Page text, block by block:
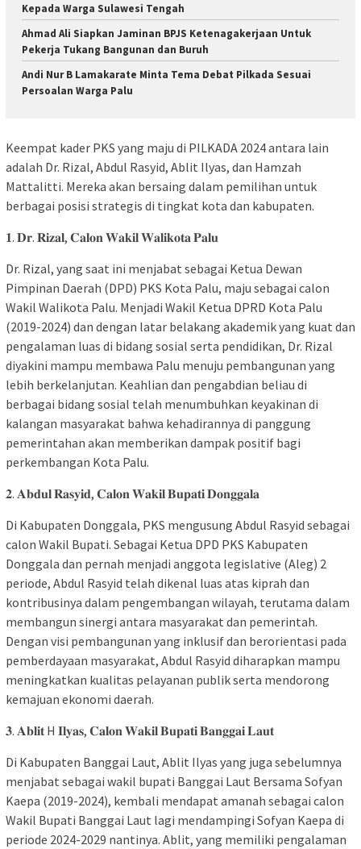
Kepada Warga Sulawesi Tengah
Ahmad Ali Siapkan Jaminan BPJS Ketenagakerjaan Untuk
Pekerja Tukang Bangunan dan Buruh
Andi Nur B Lamakarate Minta Tema Debat Pilkada Sesuai
Persoalan Warga Palu
Keempat kader PKS yang maju di PILKADA 2024 antara lain
adalah Dr. Rizal, Abdul Rasyid, Ablit Ilyas, dan Hamzah
Mattalitti. Mereka akan bersaing dalam pemilihan untuk
berbagai posisi strategis di tingkat kota dan kabupaten.
𝟏. 𝐃𝐫. 𝐑𝐢𝐳𝐚𝐥, 𝐂𝐚𝐥𝐨𝐧 𝐖𝐚𝐤𝐢𝐥 𝐖𝐚𝐥𝐢𝐤𝐨𝐭𝐚 𝐏𝐚𝐥𝐮
Dr. Rizal, yang saat ini menjabat sebagai Ketua Dewan
Pimpinan Daerah (DPD) PKS Kota Palu, maju sebagai calon
Wakil Walikota Palu. Menjadi Wakil Ketua DPRD Kota Palu
(2019-2024) dan dengan latar belakang akademik yang kuat dan
pengalaman luas di bidang sosial serta pendidikan, Dr. Rizal
diyakini mampu membawa Palu menuju pembangunan yang
lebih berkelanjutan. Keahlian dan pengabdian beliau di
berbagai bidang sosial telah menumbuhkan keyakinan di
kalangan masyarakat bahwa kehadirannya di panggung
pemerintahan akan memberikan dampak positif bagi
perkembangan Kota Palu.
𝟐. 𝐀𝐛𝐝𝐮𝐥 𝐑𝐚𝐬𝐲𝐢𝐝, 𝐂𝐚𝐥𝐨𝐧 𝐖𝐚𝐤𝐢𝐥 𝐁𝐮𝐩𝐚𝐭𝐢 𝐃𝐨𝐧𝐠𝐠𝐚𝐥𝐚
Di Kabupaten Donggala, PKS mengusung Abdul Rasyid sebagai
calon Wakil Bupati. Sebagai Ketua DPD PKS Kabupaten
Donggala dan pernah menjadi anggota legislative (Aleg) 2
periode, Abdul Rasyid telah dikenal luas atas kiprah dan
kontribusinya dalam pengembangan wilayah, terutama dalam
membangun sinergi antara masyarakat dan pemerintah.
Dengan visi pembangunan yang inklusif dan berorientasi pada
pemberdayaan masyarakat, Abdul Rasyid diharapkan mampu
meningkatkan kualitas pelayanan publik serta mendorong
kemajuan ekonomi daerah.
𝟑. 𝐀𝐛𝐥𝐢𝐭 H 𝐈𝐥𝐲𝐚𝐬, 𝐂𝐚𝐥𝐨𝐧 𝐖𝐚𝐤𝐢𝐥 𝐁𝐮𝐩𝐚𝐭𝐢 𝐁𝐚𝐧𝐠𝐠𝐚𝐢 𝐋𝐚𝐮𝐭
Di Kabupaten Banggai Laut, Ablit Ilyas yang juga sebelumnya
menjabat sebagai wakil bupati Banggai Laut Bersama Sofyan
Kaepa (2019-2024), kembali mendapat amanah sebagai calon
Wakil Bupati Banggai Laut lagi mendampingi Sofyan Kaepa di
periode 2024-2029 nantinya. Ablit, yang memiliki pengalaman